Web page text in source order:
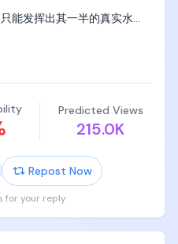
能发挥出其一半的真实水
虑问题的全面性，二是长程
的意思是，Codex里的
，整体问题的宏观把握，要
不会出现一叶障目，不见泰
全局鬼打墙。解决一个局部
Predicted Views
215.0K
Repost Now
for your reply